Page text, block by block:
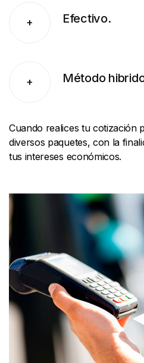
+ Efectivo.
+ Método
Cuando realices tu cotización
diversos paquetes, con la
tus intereses económicos.